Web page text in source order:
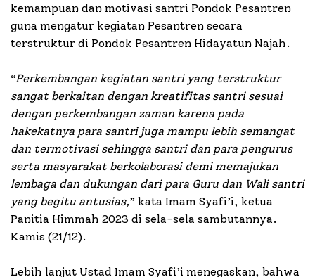
kemampuan dan motivasi santri Pondok Pesantren
guna mengatur kegiatan Pesantren secara
terstruktur di Pondok Pesantren Hidayatun Najah.
“Perkembangan kegiatan santri yang terstruktur
sangat berkaitan dengan kreatifitas santri sesuai
dengan perkembangan zaman karena pada
hakekatnya para santri juga mampu lebih semangat
dan termotivasi sehingga santri dan para pengurus
serta masyarakat berkolaborasi demi memajukan
lembaga dan dukungan dari para Guru dan Wali santri
yang begitu antusias,” kata Imam Syafi’i, ketua
Panitia Himmah 2023 di sela-sela sambutannya.
Kamis (21/12).
Lebih lanjut Ustad Imam Syafi’i menegaskan, bahwa